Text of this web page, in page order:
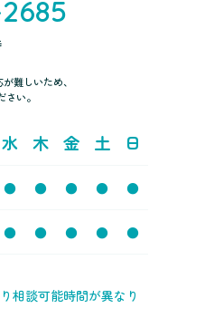
難しいため、
さい。
水 木 金 土 日
● ● ● ● ●
● ● ● ● ●
相談可能時間が異なり